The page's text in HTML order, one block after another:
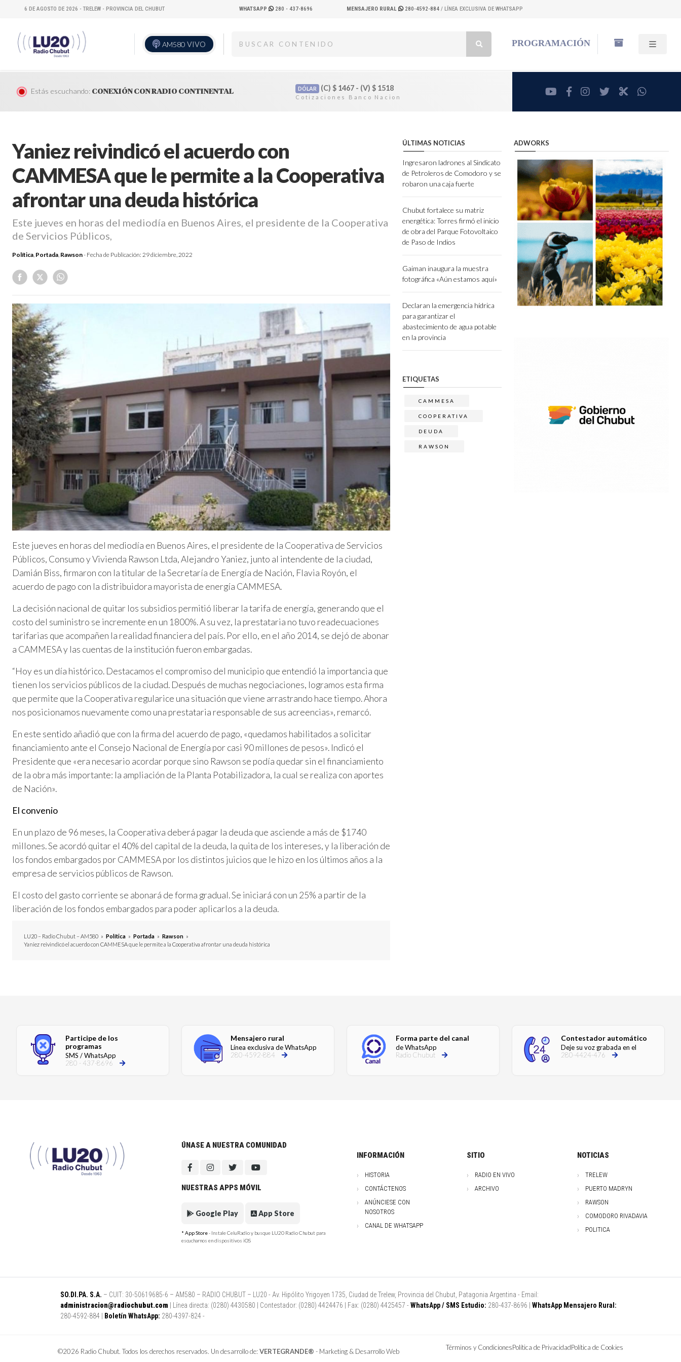
6 DE AGOSTO DE 2026 - TRELEW - PROVINCIA DEL CHUBUT WHATSAPP 280 - 437-8696 MENSAJERO RURAL 280-4592-884 / LÍNEA EXCLUSIVA DE WHATSAPP
AM580 VIVO PROGRAMACIÓN
Estás escuchando: CONEXIÓN CON RADIO CONTINENTAL DÓLAR (C) $1467 - (V) $1518 youtubefacebookinstagram
twitterRadioCut
Yaniez reivindicó el acuerdo con
CAMMESA que le permite a la Cooperativa
afrontar una deuda histórica
Este jueves en horas del mediodía en Buenos Aires, el presidente de la Cooperativa
de Servicios Públicos,
Política, Portada, Rawson- Fecha de Publicación: 29 diciembre, 2022
Este jueves en horas del mediodía en Buenos Aires, el presidente de la Cooperativa de Servicios
Públicos, Consumo y Vivienda Rawson Ltda, Alejandro Yaniez, junto al intendente de la ciudad,
Damián Biss, firmaron con la titular de la Secretaría de Energía de Nación, Flavia Royón, el
acuerdo de pago con la distribuidora mayorista de energía CAMMESA.
La decisión nacional de quitar los subsidios permitió liberar la tarifa de energía, generando que el
costo del suministro se incremente en un 1800%. A su vez, la prestataria no tuvo readecuaciones
tarifarias que acompañen la realidad financiera del país. Por ello, en el año 2014, se dejó de abonar
a CAMMESA y las cuentas de la institución fueron embargadas.
“Hoy es un día histórico. Destacamos el compromiso del municipio que entendió la importancia que
tienen los servicios públicos de la ciudad. Después de muchas negociaciones, logramos esta firma
que permite que la Cooperativa regularice una situación que viene arrastrando hace tiempo. Ahora
nos posicionamos nuevamente como una prestataria responsable de sus acreencias», remarcó.
En este sentido añadió que con la firma del acuerdo de pago, «quedamos habilitados a solicitar
financiamiento ante el Consejo Nacional de Energía por casi 90 millones de pesos». Indicó el
Presidente que «era necesario acordar porque sino Rawson se podía quedar sin el financiamiento
de la obra más importante: la ampliación de la Planta Potabilizadora, la cual se realiza con aportes
de Nación».
El convenio
En un plazo de 96 meses, la Cooperativa deberá pagar la deuda que asciende a más de $1740
millones. Se acordó quitar el 40% del capital de la deuda, la quita de los intereses, y la liberación de
los fondos embargados por CAMMESA por los distintos juicios que le hizo en los últimos años a la
empresa de servicios públicos de Rawson.
El costo del gasto corriente se abonará de forma gradual. Se iniciará con un 25% a partir de la
liberación de los fondos embargados para poder aplicarlos a la deuda.
LU20 – Radio Chubut – AM580 » Política » Portada » Rawson »
Yaniez reivindicó el acuerdo con CAMMESA que le permite a la Cooperativa afrontar una deuda histórica
ÚLTIMAS NOTICIAS
Ingresaron ladrones al Sindicato
de Petroleros de Comodoro y se
robaron una caja fuerte
Chubut fortalece su matriz
energética: Torres firmó el inicio
de obra del Parque Fotovoltaico
de Paso de Indios
Gaiman inaugura la muestra
fotográfica «Aún estamos aquí»
Declaran la emergencia hídrica
para garantizar el
abastecimiento de agua potable
en la provincia
ETIQUETAS
CAMMESA
COOPERATIVA
DEUDA
RAWSON
ADWORKS
Participe de los
programas
SMS / WhatsApp
280 - 437-8696
Mensajero rural
Línea exclusiva de WhatsApp
280-4592-884
Forma parte del canal
de WhatsApp
Radio Chubut
Contestador automático
Deje su voz grabada en el
280-4424-476
ÚNASE A NUESTRA COMUNIDAD
NUESTRAS APPS MÓVIL
Google Play App Store
* App Store- Instale CeluRadio y busque LU20 Radio Chubut para
escucharnos en dispositivos iOS
INFORMACIÓN
HISTORIA
CONTÁCTENOS
ANÚNCIESE CON
NOSOTROS
CANAL DE WHATSAPP
SITIO
RADIO EN VIVO
ARCHIVO
NOTICIAS
TRELEW
PUERTO MADRYN
RAWSON
COMODORO RIVADAVIA
POLITICA
SO.DI.PA. S.A. – CUIT: 30-50619685-6 – AM580 – RADIO CHUBUT – LU20 - Av. Hipólito Yrigoyen 1735, Ciudad de Trelew, Provincia del Chubut, Patagonia Argentina - Email:
administracion@radiochubut.com | Línea directa: (0280) 4430580 | Contestador: (0280) 4424476 | Fax: (0280) 4425457 - WhatsApp / SMS Estudio: 280-437-8696 | WhatsApp Mensajero Rural:
280-4592-884 |
Boletín WhatsApp: 280-4397-824 -
©2026 Radio Chubut. Todos los derechos reservados. Un desarrollo de: VERTEGRANDE® - Marketing & Desarrollo Web Términos y CondicionesPolítica de PrivacidadPolítica de Cookies